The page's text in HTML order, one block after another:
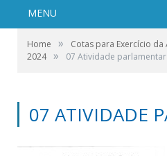
MENU
Home »
Cotas para Exercício
2024 » 07 Atividade parlamentar
07 ATIVIDADE